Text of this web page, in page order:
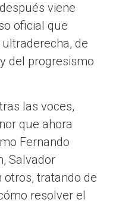
viene
oficial que
de
del progresismo
las voces,
que ahora
Fernando
Salvador
tratando de
resolver el